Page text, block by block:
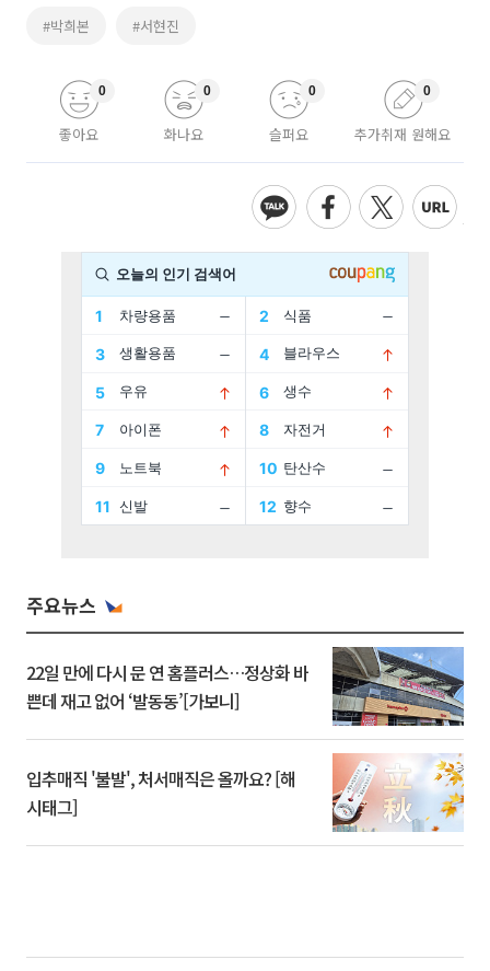
#박희본 #서현진
좋아요
0
화나요
0
슬퍼요
0
추가취재 원해요
0
주요뉴스
22일 만에 다시 문 연 홈플러스…정상화 바
쁜데 재고 없어 ‘발동동’[가보니]
입추매직 '불발', 처서매직은 올까요? [해
시태그]